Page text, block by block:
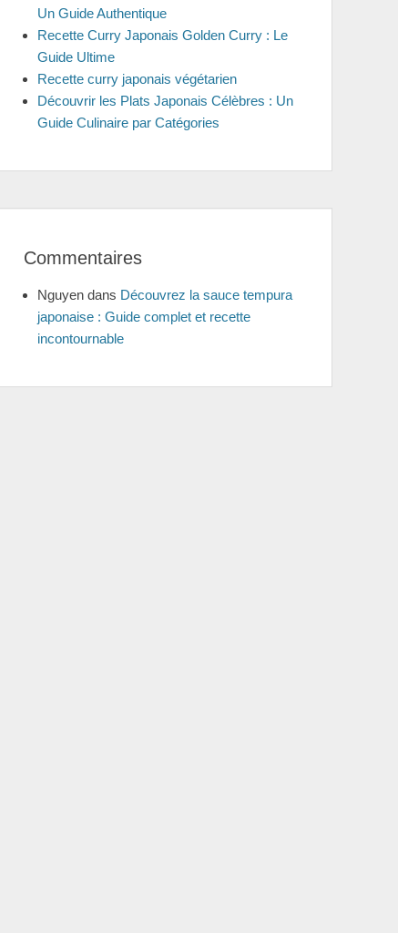
Un Guide Authentique
Recette Curry Japonais Golden Curry : Le
Guide Ultime
Recette curry japonais végétarien
Découvrir les Plats Japonais Célèbres : Un
Guide Culinaire par Catégories
Commentaires
Nguyen dans Découvrez la sauce tempura
japonaise : Guide complet et recette
incontournable